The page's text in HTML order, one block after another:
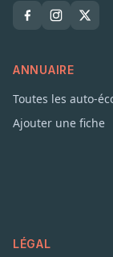
ANNUAIRE
Toutes les auto-
Ajouter une fiche
LÉGAL